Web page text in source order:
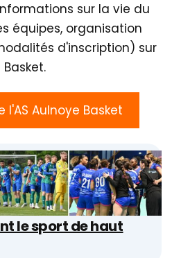
sur la vie du
équipes, organisation
d'inscription) sur
Aulnoye Basket
le sport de haut